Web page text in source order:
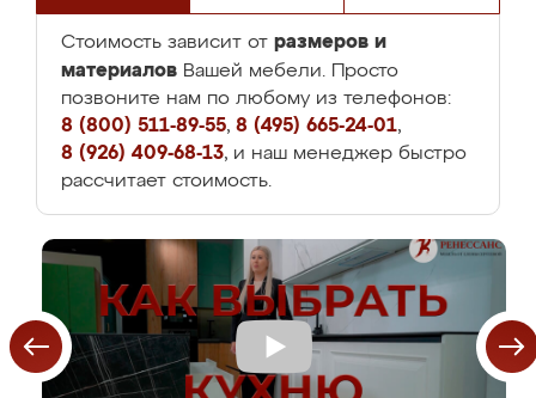
Стоимость зависит от размеров и
материалов Вашей мебели. Просто
позвоните нам по любому из телефонов:
8 (800) 511-89-55, 8 (495) 665-24-01,
8 (926) 409-68-13, и наш менеджер быстро
рассчитает стоимость.